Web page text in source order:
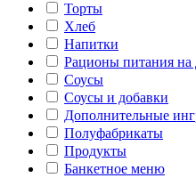
Торты
Хлеб
Напитки
Рационы питания на
Соусы
Соусы и добавки
Дополнительные
Полуфабрикаты
Продукты
Банкетное меню